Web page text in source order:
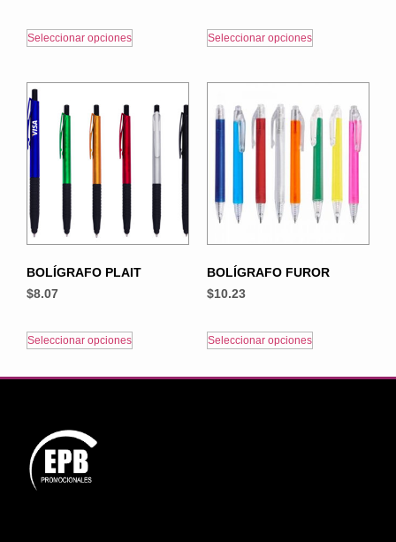
Seleccionar opciones Seleccionar opciones
BOLÍGRAFO PLAIT
$8.07
Seleccionar opciones
BOLÍGRAFO FUROR
$10.23
Seleccionar opciones